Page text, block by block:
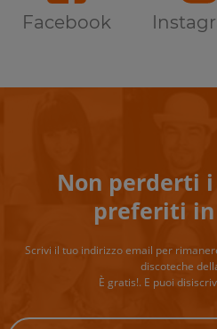
Facebook
Non perderti
preferiti in
Scrivi il tuo indirizzo email per
discoteche
È gratis!. E puoi